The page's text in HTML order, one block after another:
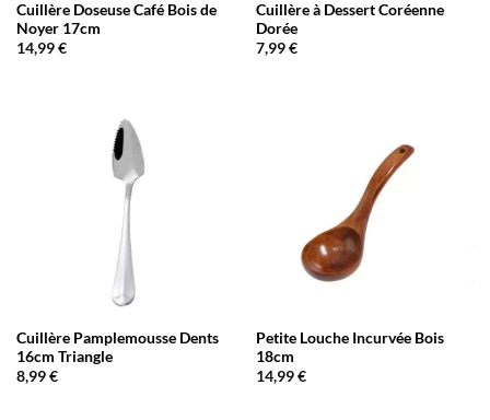
Cuillère Doseuse Café Bois de
Noyer 17cm
14,99€
Cuillère à Dessert Coréenne
Dorée
7,99€
Cuillère Pamplemousse Dents
16cm Triangle
8,99€
Petite Louche Incurvée Bois
18cm
14,99€